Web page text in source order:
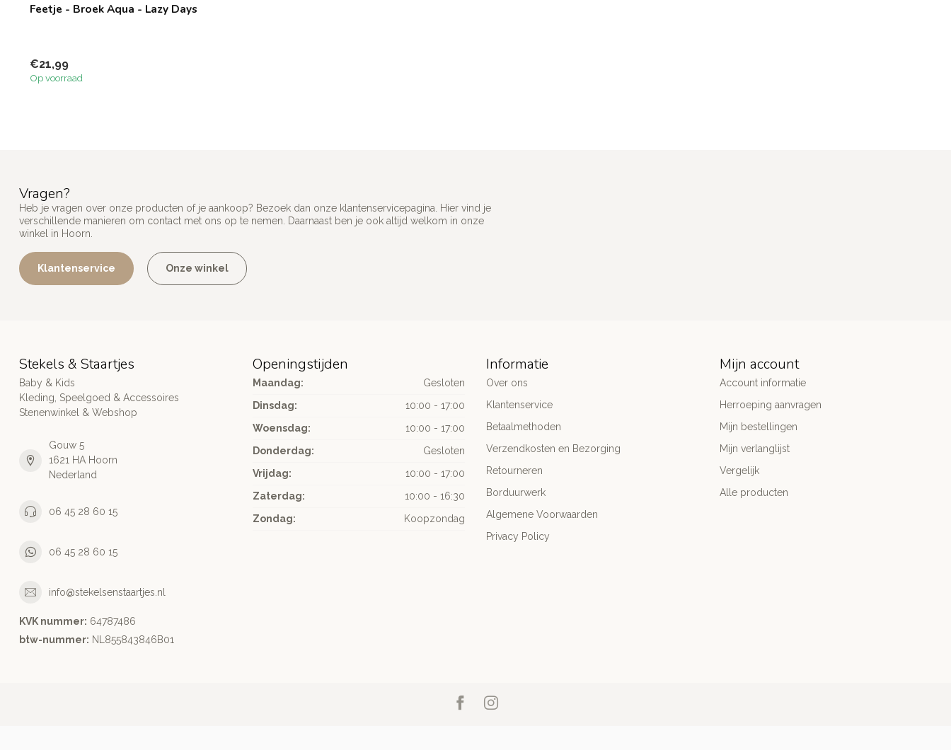
Feetje - Broek Aqua - Lazy Days
€21,99
Op voorraad
Vragen?
Heb je vragen over onze producten of je aankoop? Bezoek dan onze klantenservicepagina. Hier vind je
verschillende manieren om contact met ons op te nemen. Daarnaast ben je ook altijd welkom in onze
winkel in Hoorn.
Klantenservice Onze winkel
Stekels & Staartjes
Baby & Kids
Kleding, Speelgoed & Accessoires
Stenenwinkel & Webshop
Gouw 5
1621 HA Hoorn
Nederland
06 45 28 60 15
06 45 28 60 15
info@stekelsenstaartjes.nl
KVK nummer: 64787486
btw-nummer: NL855843846B01
Openingstijden
Maandag:
Gesloten
Dinsdag:
10:00 - 17:00
Woensdag:
10:00 - 17:00
Donderdag:
Gesloten
Vrijdag:
10:00 - 17:00
Zaterdag:
10:00 - 16:30
Zondag:
Koopzondag
Informatie
Over ons
Klantenservice
Betaalmethoden
Verzendkosten en Bezorging
Retourneren
Borduurwerk
Algemene Voorwaarden
Privacy Policy
Mijn account
Account informatie
Herroeping aanvragen
Mijn bestellingen
Mijn verlanglijst
Vergelijk
Alle producten